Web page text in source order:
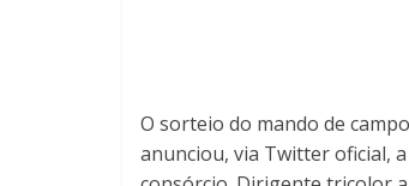
O sorteio do mando de
anunciou, via Twitter oficial,